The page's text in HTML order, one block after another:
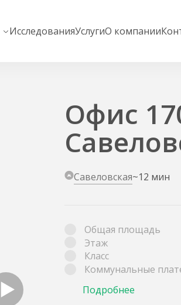
ИсследованияУслугиО компании
Офис
Савеловская~12 мин
Общая площадь
Этаж
Класс
Коммунальные
Подробнее